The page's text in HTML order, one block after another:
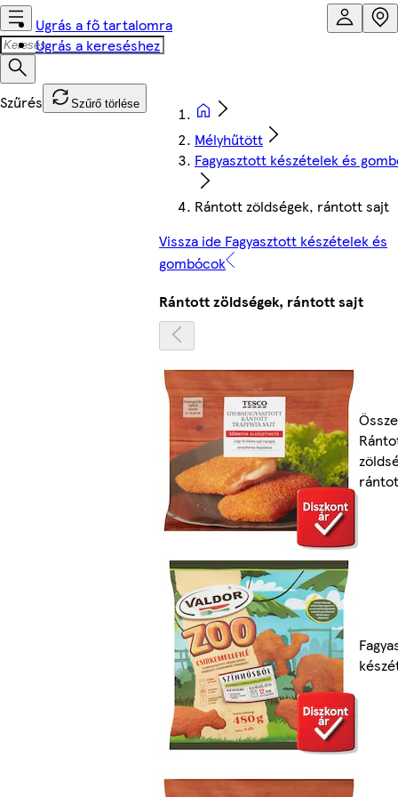
Ugrás a fő tartalomra
Ugrás a kereséshez
Szűrő törlése
Mélyhűtött
Fagyasztott készételek és
Rántott zöldségek, rántott sajt
Vissza ide Fagyasztott készételek és
gombócok
Rántott zöldségek, rántott sajt